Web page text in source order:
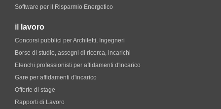
Software per il Risparmio Energetico
il lavoro
Concorsi pubblici per Architetti, Ingegneri
Borse di studio, assegni di ricerca, incarichi
Elenchi professionisti per affidamenti d'incarico
Gare per affidamenti d'incarico
Offerte di stage
Rapporti di Lavoro